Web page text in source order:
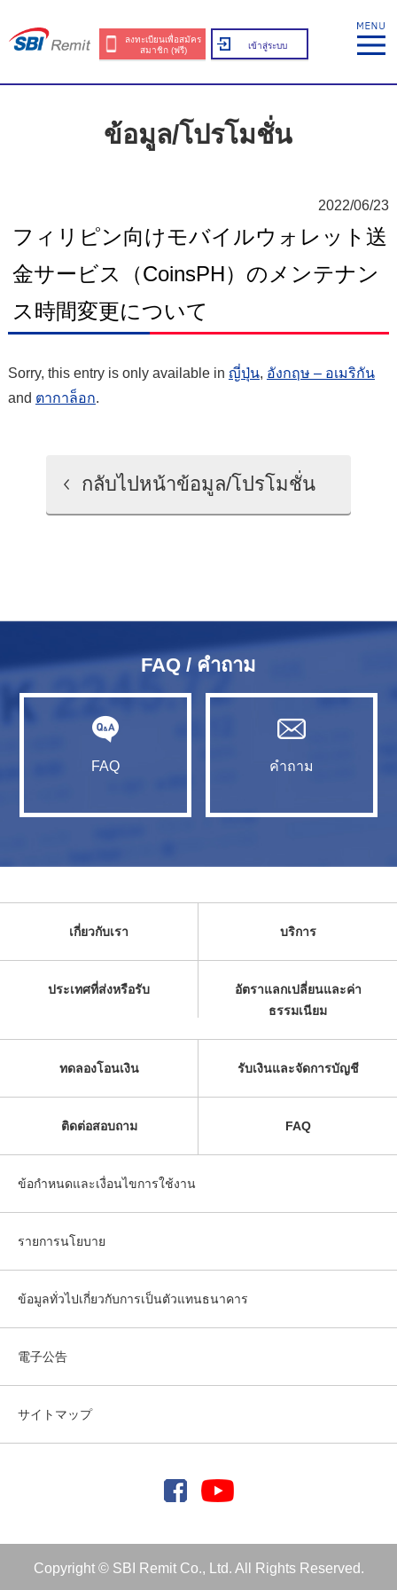
ลงทะเบียนเพื่อสมัคร
สมาชิก (ฟรี)
เข้าสู่ระบบ
ข้อมูล/โปรโมชั่น
2022/06/23
フィリピン向けモバイルウォレット送
金サービス（CoinsPH）のメンテナン
ス時間変更について
Sorry, this entry is only available in ญี่ปุ่น, อังกฤษ – อเมริกัน
and ตากาล็อก.
กลับไปหน้าข้อมูล/โปรโมชั่น
FAQ / คำถาม
FAQ คำถาม
เกี่ยวกับเรา บริการ
ประเทศที่ส่งหรือรับ
อัตราแลกเปลี่ยนและค่า
ธรรมเนียม
ทดลองโอนเงิน รับเงินและจัดการบัญชี
ติดต่อสอบถาม FAQ
ข้อกำหนดและเงื่อนไขการใช้งาน
รายการนโยบาย
ข้อมูลทั่วไปเกี่ยวกับการเป็นตัวแทนธนาคาร
電子公告
サイトマップ
Copyright © SBI Remit Co., Ltd. All Rights Reserved.